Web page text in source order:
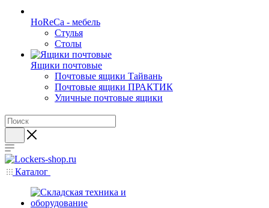
HoReCa - мебель
Стулья
Столы
Ящики почтовые
Почтовые ящики Тайвань
Почтовые ящики ПРАКТИК
Уличные почтовые ящики
Каталог